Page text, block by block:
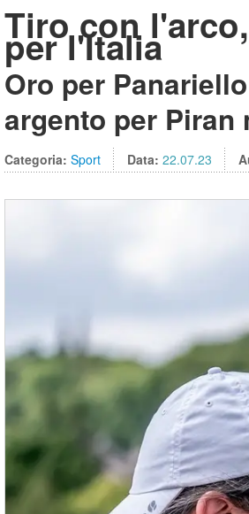
Tiro con
per l'Italia
Oro per
argento per Piran
Categoria: Sport Data: 22.07.23